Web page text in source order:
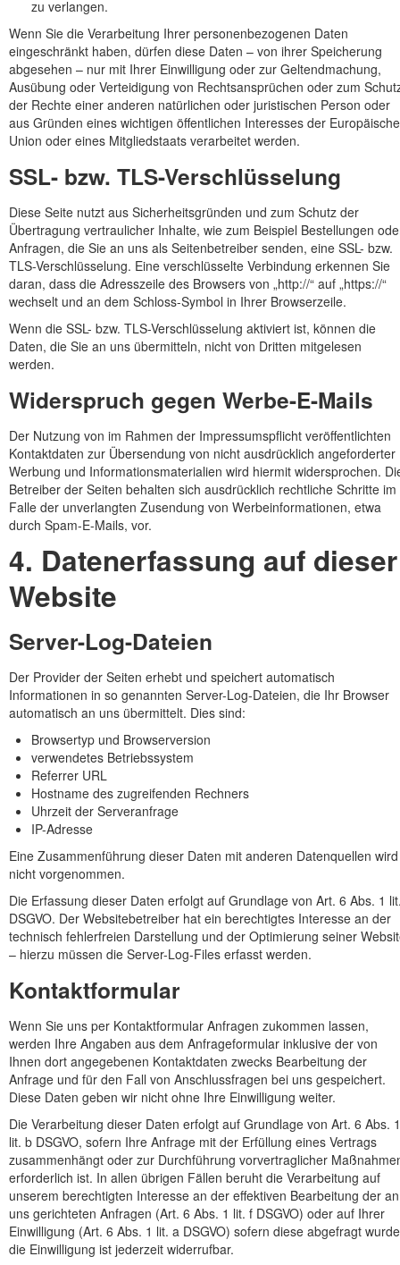
zu verlangen.
Wenn Sie die Verarbeitung Ihrer personenbezogenen Daten
eingeschränkt haben, dürfen diese Daten – von ihrer Speicherung
abgesehen – nur mit Ihrer Einwilligung oder zur Geltendmachung,
Ausübung oder Verteidigung von Rechtsansprüchen oder zum
der Rechte einer anderen natürlichen oder juristischen Person oder
aus Gründen eines wichtigen öffentlichen Interesses der
Union oder eines Mitgliedstaats verarbeitet werden.
SSL- bzw. TLS-Verschlüsselung
Diese Seite nutzt aus Sicherheitsgründen und zum Schutz der
Übertragung vertraulicher Inhalte, wie zum Beispiel Bestellungen
Anfragen, die Sie an uns als Seitenbetreiber senden, eine SSL- bzw.
TLS-Verschlüsselung. Eine verschlüsselte Verbindung erkennen Sie
daran, dass die Adresszeile des Browsers von „http://“ auf „https://“
wechselt und an dem Schloss-Symbol in Ihrer Browserzeile.
Wenn die SSL- bzw. TLS-Verschlüsselung aktiviert ist, können die
Daten, die Sie an uns übermitteln, nicht von Dritten mitgelesen
werden.
Widerspruch gegen Werbe-E-Mails
Der Nutzung von im Rahmen der Impressumspflicht veröffentlichten
Kontaktdaten zur Übersendung von nicht ausdrücklich angeforderter
Werbung und Informationsmaterialien wird hiermit widersprochen.
Betreiber der Seiten behalten sich ausdrücklich rechtliche Schritte im
Falle der unverlangten Zusendung von Werbeinformationen, etwa
durch Spam-E-Mails, vor.
4. Datenerfassung auf dieser
Website
Server-Log-Dateien
Der Provider der Seiten erhebt und speichert automatisch
Informationen in so genannten Server-Log-Dateien, die Ihr Browser
automatisch an uns übermittelt. Dies sind:
Browsertyp und Browserversion
verwendetes Betriebssystem
Referrer URL
Hostname des zugreifenden Rechners
Uhrzeit der Serveranfrage
IP-Adresse
Eine Zusammenführung dieser Daten mit anderen Datenquellen wird
nicht vorgenommen.
Die Erfassung dieser Daten erfolgt auf Grundlage von Art. 6 Abs. 1
DSGVO. Der Websitebetreiber hat ein berechtigtes Interesse an der
technisch fehlerfreien Darstellung und der Optimierung seiner
– hierzu müssen die Server-Log-Files erfasst werden.
Kontaktformular
Wenn Sie uns per Kontaktformular Anfragen zukommen lassen,
werden Ihre Angaben aus dem Anfrageformular inklusive der von
Ihnen dort angegebenen Kontaktdaten zwecks Bearbeitung der
Anfrage und für den Fall von Anschlussfragen bei uns gespeichert.
Diese Daten geben wir nicht ohne Ihre Einwilligung weiter.
Die Verarbeitung dieser Daten erfolgt auf Grundlage von Art. 6 Abs. 1
lit. b DSGVO, sofern Ihre Anfrage mit der Erfüllung eines Vertrags
zusammenhängt oder zur Durchführung vorvertraglicher
erforderlich ist. In allen übrigen Fällen beruht die Verarbeitung auf
unserem berechtigten Interesse an der effektiven Bearbeitung der an
uns gerichteten Anfragen (Art. 6 Abs. 1 lit. f DSGVO) oder auf Ihrer
Einwilligung (Art. 6 Abs. 1 lit. a DSGVO) sofern diese abgefragt
die Einwilligung ist jederzeit widerrufbar.